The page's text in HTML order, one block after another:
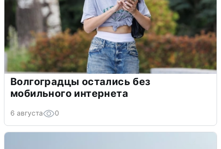
Волгоградцы остались без
мобильного интернета
6 августа 0